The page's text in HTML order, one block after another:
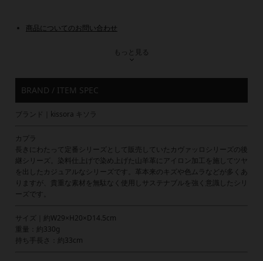
商品についてのお問い合わせ
もっと見る
BRAND / ITEM SPEC
ブランド｜kissora キソラ
カプラ
長きにわたって定番シリーズとして販売していたカヴァッロシリーズの後
継シリーズ。染料仕上げで染め上げた山羊革にアイロン加工を施してツヤ
を出したカジュアルなシリーズです。革本来のキズや色ムラなどが多くあ
りますが、貴重な素材を無駄なく使用しサステナブルを強く意識したシリ
ーズです。
サイズ｜約W29×H20×D14.5cm
重量：約330g
持ち手長さ：約33cm